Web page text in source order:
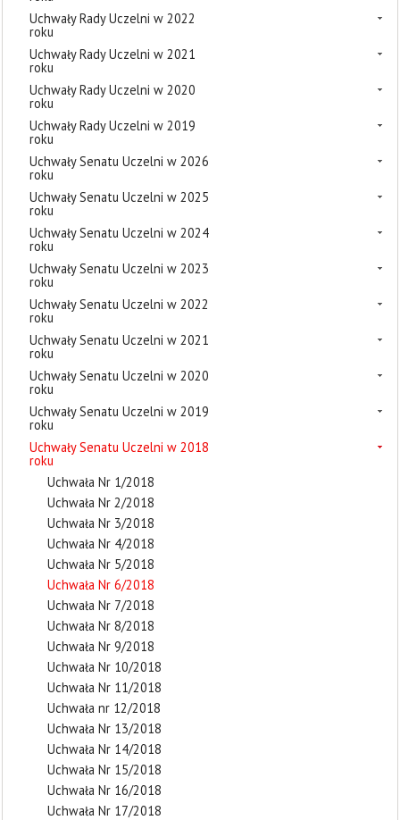
Uchwały Rady Uczelni w 2022
roku
Uchwały Rady Uczelni w 2021
roku
Uchwały Rady Uczelni w 2020
roku
Uchwały Rady Uczelni w 2019
roku
Uchwały Senatu Uczelni w 2026
roku
Uchwały Senatu Uczelni w 2025
roku
Uchwały Senatu Uczelni w 2024
roku
Uchwały Senatu Uczelni w 2023
roku
Uchwały Senatu Uczelni w 2022
roku
Uchwały Senatu Uczelni w 2021
roku
Uchwały Senatu Uczelni w 2020
roku
Uchwały Senatu Uczelni w 2019
roku
Uchwały Senatu Uczelni w 2018
roku
Uchwała Nr 1/2018
Uchwała Nr 2/2018
Uchwała Nr 3/2018
Uchwała Nr 4/2018
Uchwała Nr 5/2018
Uchwała Nr 6/2018
Uchwała Nr 7/2018
Uchwała Nr 8/2018
Uchwała Nr 9/2018
Uchwała Nr 10/2018
Uchwała Nr 11/2018
Uchwała nr 12/2018
Uchwała Nr 13/2018
Uchwała Nr 14/2018
Uchwała Nr 15/2018
Uchwała Nr 16/2018
Uchwała Nr 17/2018